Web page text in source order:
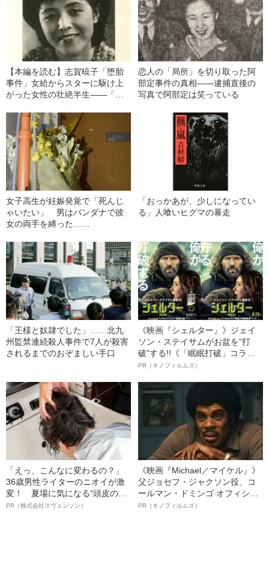
【本編を読む】志賀暁子「堕胎
事件」女給からスターに駆け上
がった女性の壮絶半生――「堕
恋人の「局所」を切り取った阿
部定事件の真相――逮捕直後の
写真で阿部定は笑っている
女子高生が妊娠発覚で「死んじ
ゃいたい」 男はバンダナで彼
女の両手を縛った……
「おっかあが、少しになってい
る」人喰いヒグマの暴走
「王様と奴隷でした」……北九
州監禁連続殺人事件で7人が殺害
されるまでのおぞましい手口
《映画『シェルター』》ジェイ
ソン・ステイサムがお盆を“打
破”する!!《「眠眠打破」コラ
ボ》
PR（キノフィルムズ）
「えっ、こんなに変わるの？」
36歳男性ライターのニオイが激
変！ 夏場に気になる“頭皮のニ
オイ”や“ベタつき”を解消す
PR（株式会社スヴェンソン）
《映画『Michael／マイケル』》
父ジョセフ・ジャクソン役、コ
ールマン・ドミンゴ オフィシャ
ルインタビュー“観客を魅了した
PR（キノフィルムズ）